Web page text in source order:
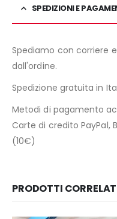
SPEDIZIONI E
Spediamo con corriere
dall'ordine.
Spedizione gratuita in
Metodi di pagamento
Carte di credito PayPal,
(10€)
PRODOTTI